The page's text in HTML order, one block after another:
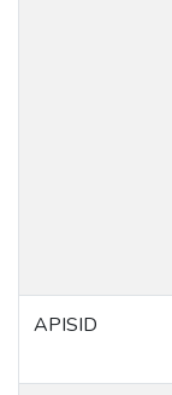
APISID